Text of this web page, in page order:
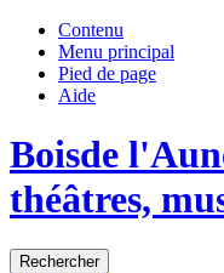
Contenu
Menu principal
Pied de page
Aide
Boisde
théâtres,
Rechercher